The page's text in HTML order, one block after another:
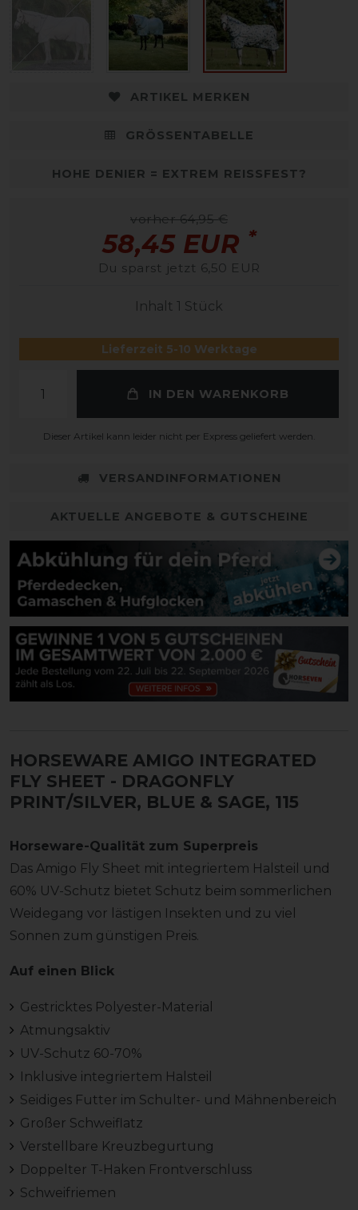
ARTIKEL MERKEN
GRÖSSENTABELLE
HOHE DENIER = EXTREM REISSFEST?
vorher 64,95 €
58,45 EUR *
Du sparst jetzt 6,50 EUR
Inhalt 1 Stück
Lieferzeit 5-10 Werktage
IN DEN WARENKORB
Dieser Artikel kann leider nicht per Express geliefert werden.
VERSANDINFORMATIONEN
AKTUELLE ANGEBOTE & GUTSCHEINE
HORSEWARE AMIGO INTEGRATED
FLY SHEET - DRAGONFLY
PRINT/SILVER, BLUE & SAGE, 115
Horseware-Qualität zum Superpreis
Das Amigo Fly Sheet mit integriertem Halsteil und
60% UV-Schutz bietet Schutz beim sommerlichen
Weidegang vor lästigen Insekten und zu viel
Sonnen zum günstigen Preis.
Auf einen Blick
Gestricktes Polyester-Material
Atmungsaktiv
UV-Schutz 60-70%
Inklusive integriertem Halsteil
Seidiges Futter im Schulter- und Mähnenbereich
Großer Schweiflatz
Verstellbare Kreuzbegurtung
Doppelter T-Haken Frontverschluss
Schweifriemen